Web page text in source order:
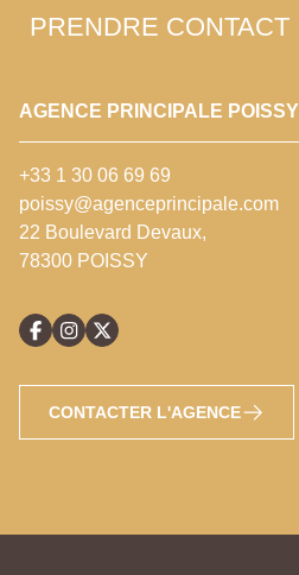
PRENDRE CONTACT
AGENCE PRINCIPALE POISSY
+33 1 30 06 69 69
poissy@agenceprincipale.com
22 Boulevard Devaux,
78300 POISSY
CONTACTER L'AGENCE